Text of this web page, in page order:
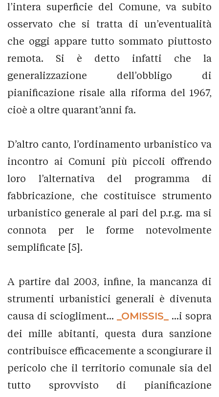
l’intera superficie del Comune, va subito
osservato che si tratta di un’eventualità
che oggi appare tutto sommato piuttosto
remota. Si è detto infatti che la
generalizzazione dell’obbligo di
pianificazione risale alla riforma del 1967,
cioè a oltre quarant’anni fa.
D’altro canto, l’ordinamento urbanistico va
incontro ai Comuni più piccoli offrendo
loro l’alternativa del programma di
fabbricazione, che costituisce strumento
urbanistico generale al pari del p.r.g. ma si
connota per le forme notevolmente
semplificate [5].
A partire dal 2003, infine, la mancanza di
strumenti urbanistici generali è divenuta
causa di sciogliment...
_OMISSIS_
...i sopra
dei mille abitanti, questa dura sanzione
contribuisce efficacemente a scongiurare il
pericolo che il territorio comunale sia del
tutto sprovvisto di pianificazione